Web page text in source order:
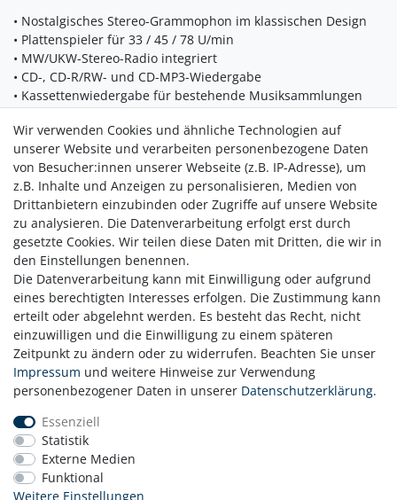
• Nostalgisches Stereo-Grammophon im klassischen Design
• Plattenspieler für 33 / 45 / 78 U/min
• MW/UKW-Stereo-Radio integriert
• CD-, CD-R/RW- und CD-MP3-Wiedergabe
• Kassettenwiedergabe für bestehende Musiksammlungen
• USB- und SD-MP3-Wiedergabe
• Bluetooth® Empfangsfunktion für kabelloses
Musikstreaming
• Encoding-Funktion zur Aufnahme auf USB oder SD
• Wiederhol- und Programmierfunktion für CD, USB und SD
• Netzadapter 12 V / 2 A im Lieferumfang enthalten
Zahlung
Versand
AGB
Hinweis zur Batterieentsorgung
Erklärung zur Barrierefreiheit
Kontakt
Wir verwenden Cookies und ähnliche Technologien auf
unserer Website und verarbeiten personenbezogene Daten
von Besucher:innen unserer Webseite (z.B. IP-Adresse), um
z.B. Inhalte und Anzeigen zu personalisieren, Medien von
Drittanbietern einzubinden oder Zugriffe auf unsere Website
zu analysieren. Die Datenverarbeitung erfolgt erst durch
gesetzte Cookies. Wir teilen diese Daten mit Dritten, die wir in
den Einstellungen benennen.
Die Datenverarbeitung kann mit Einwilligung oder aufgrund
eines berechtigten Interesses erfolgen. Die Zustimmung kann
erteilt oder abgelehnt werden. Es besteht das Recht, nicht
einzuwilligen und die Einwilligung zu einem späteren
Zeitpunkt zu ändern oder zu widerrufen. Beachten Sie unser
Impressum und weitere Hinweise zur Verwendung
personenbezogener Daten in unserer Daten­schutz­erklärung.
Essenziell
Statistik
Externe Medien
Funktional
Weitere Einstellungen